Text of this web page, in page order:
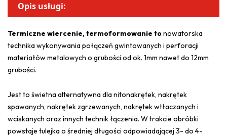
Opis usługi:
Termiczne wiercenie, termoformowanie tonowatorska
technika wykonywania połączeń gwintowanych i perforacji
materiałów metalowych o grubości od ok. 1mm nawet do 12mm
grubości.
Jest to świetna alternatywna dla nitonakrętek, nakrętek
spawanych, nakrętek zgrzewanych, nakrętek wtłaczanych i
wciskanych oraz innych technik łączenia. W trakcie obróbki
powstaje tulejka o średniej długości odpowiadającej 3- do 4-